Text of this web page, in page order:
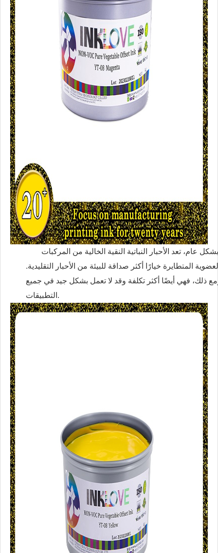
بشكل عام، تعد الأحبار النباتية النقية الخالية من المركبات
المتطايرة خيارًا أكثر صداقة للبيئة من الأحبار التقليدية.
ذلك، فهي أيضًا أكثر تكلفة وقد لا تعمل بشكل جيد في جميع
التطبيقات.